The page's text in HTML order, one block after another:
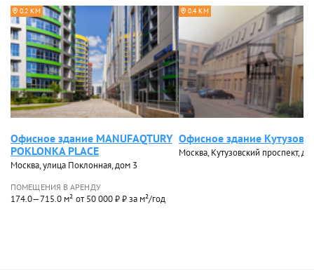
0.2 КМ
Офисное здание MANUFAQTURY
POKLONKA PLACE
Москва, улица Поклонная, дом 3
ПОМЕЩЕНИЯ В АРЕНДУ
174.0—715.0 м² от 50 000 ₽ ₽ за м²/год
0.4 КМ
Офисное здание
Москва, Кутузовский проспект,